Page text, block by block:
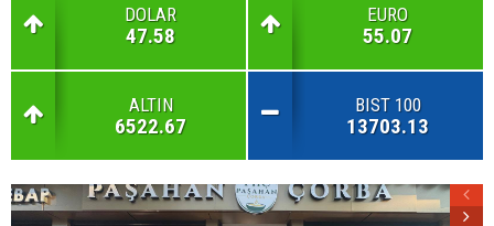
DOLAR
47.58
EURO
55.07
ALTIN
6522.67
BIST 100
13703.13